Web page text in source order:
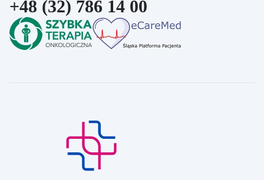
Centrala telefoniczna:
+48 (32) 786 14 00